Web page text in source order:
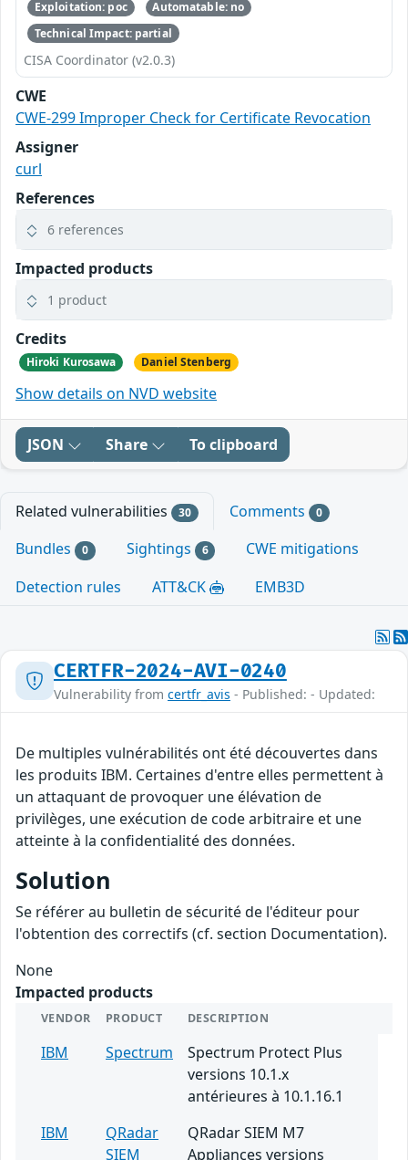
Exploitation: poc
Automatable: no
Technical Impact: partial
CISA Coordinator (v2.0.3)
CWE
CWE-299 Improper Check for Certificate Revocation
Assigner
curl
References
6 references
Impacted products
1 product
Credits
Hiroki Kurosawa Daniel Stenberg
Show details on NVD website
JSON Share To clipboard
Related vulnerabilities 30 Comments 0
Bundles 0 Sightings 6
CWE mitigations
Detection rules
ATT&CK EMB3D
CERTFR-2024-AVI-0240
Vulnerability from certfr_avis - Published: - Updated:
De multiples vulnérabilités ont été découvertes dans
les produits IBM. Certaines d'entre elles permettent à
un attaquant de provoquer une élévation de
privilèges, une exécution de code arbitraire et une
atteinte à la confidentialité des données.
Solution
Se référer au bulletin de sécurité de l'éditeur pour
l'obtention des correctifs (cf. section Documentation).
None
Impacted products
VENDOR PRODUCT DESCRIPTION
IBM Spectrum
Spectrum Protect Plus
versions 10.1.x
antérieures à 10.1.16.1
IBM
QRadar
SIEM
QRadar SIEM M7
Appliances versions